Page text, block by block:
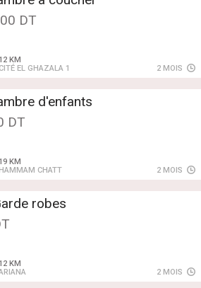
DT
KM
CITÉ EL GHAZALA 1
2 MOIS
d'enfants
DT
KM
HAMMAM CHATT
2 MOIS
robes
KM
2 MOIS